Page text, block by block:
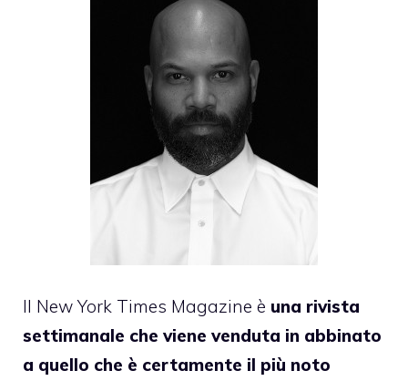
Il New York Times Magazine è una rivista
settimanale che viene venduta in abbinato
a quello che è certamente il più noto